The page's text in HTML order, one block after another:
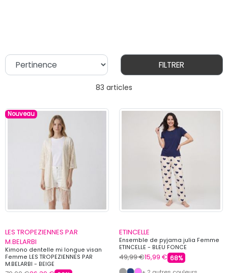
83 articles
FILTRER
Nouveau
LES TROPEZIENNES PAR
M.BELARBI
Kimono dentelle mi longue visan
Femme LES TROPEZIENNES PAR
M.BELARBI - BEIGE
ETINCELLE
Ensemble de pyjama julia Femme
ETINCELLE - BLEU FONCE
49,99 €15,99 € 68%